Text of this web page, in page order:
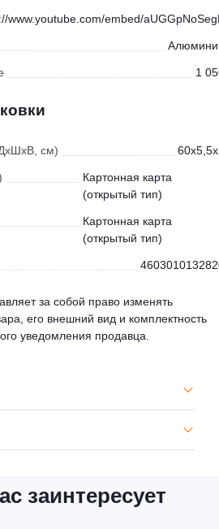
www.youtube.com/embed/
1
см)
Картонная карта
(открытый тип)
Картонная карта
(открытый тип)
за собой право изменять
его внешний вид и комплектность
уведомления продавца.
заинтересует